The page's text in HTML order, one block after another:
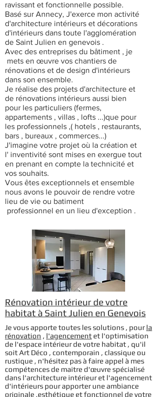
ravissant et fonctionnelle possible.
Basé sur Annecy, J'exerce mon activité
d'architecture intérieurs et décorations
d'intérieurs dans toute l'agglomération
de Saint Julien en genevois .
Avec des entreprises du bâtiment , je
mets en œuvre vos chantiers de
rénovations et de design d'intérieurs
dans son ensemble.
Je réalise des projets d'architecture et
de rénovations intérieurs aussi bien
pour les particuliers (fermes,
appartements , villas , lofts ...)que pour
les professionnels ,( hotels , restaurants,
bars , bureaux , commerces...)
J'imagine votre projet où la création et
l' inventivité sont mises en exergue tout
en prenant en compte la technicité et
vos souhaits.
Vous êtes exceptionnels et ensemble
nous avons le pouvoir de rendre votre
lieu de vie ou batiment
professionnel en un lieu d'exception .
Rénovation intérieur de votre
habitat à Saint Julien en Genevois
Je vous apporte toutes les solutions , pour la
rénovation , l'agencement et l'optimisation
de l'espace intérieur de votre habitat , qu'il
soit Art Déco , contemporain , classique ou
rustique , n'hésitez pas à faire appel à mes
compétences de maitre d'œuvre spécialisé
dans l'architecture intérieur et l'agencement
d'intérieurs pour apporter une ambiance
originale ,esthétique et fonctionnel de votre